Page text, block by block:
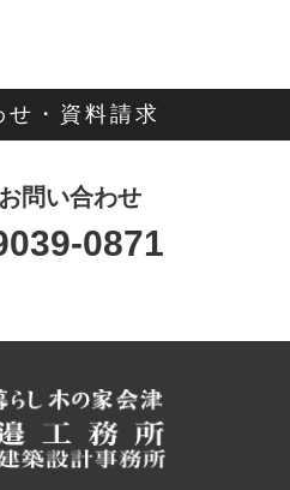
せ・資料請求
問い合わせ
0871